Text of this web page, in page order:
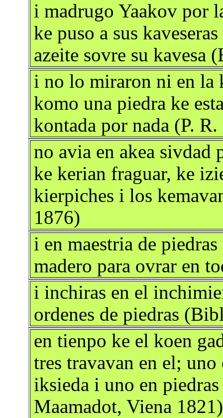
i madrugo Yaakov por
ke puso a sus
azeite sovre su kavesa
i no lo miraron ni en la
komo una piedra ke
kontada por nada (P.
no avia en akea sivdad
ke kerian fraguar, ke
kierpiches i los
1876)
i en maestria de
madero para ovrar en
i inchiras en el
ordenes de piedras
en tienpo ke el koen
tres travavan en el; uno
iksieda i uno en
Maamadot, Viena 1821)